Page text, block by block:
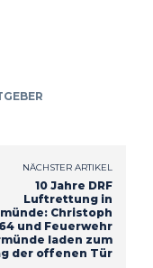
NÄCHSTER ARTIKEL
10 Jahre DRF
Luftrettung in
Christoph
64 und Feuerwehr
laden zum
der offenen Tür